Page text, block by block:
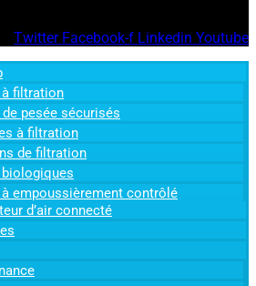
Twitter Facebook-f Linkedin Youtube
filtration
pesée sécurisés
à filtration
de filtration
empoussièrement contrôlé
d’air connecté